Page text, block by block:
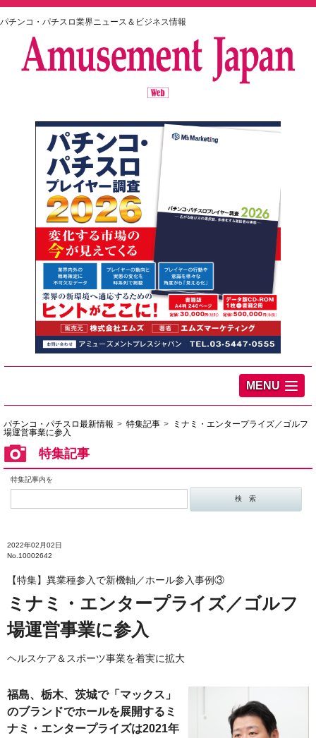
パチンコ・パチスロ業界ニュース＆ビジネス情報
MENU
パチンコ・パチスロ最新情報 特集記事
ミナミ・エンタープライズ／ゴルフ
場運営事業に参入
特集記事
特集記事内を
2022年02月02日
No.10002642
【特集】異業種参入で新機軸／ホール参入事例③
ミナミ・エンタープライズ／ゴルフ
場運営事業に参入
ヘルスケア＆スポーツ事業を着実に拡大
福島、栃木、茨城で「マックス」
のブランドでホールを展開するミ
ナミ・エンタープライズは2021年